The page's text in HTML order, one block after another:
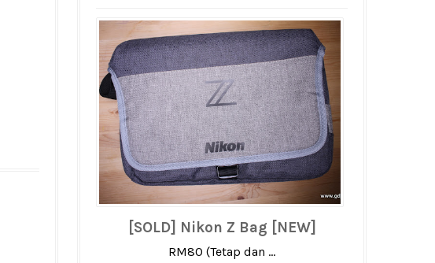
[SOLD] Nikon Z Bag [NEW]
RM80 (Tetap dan ...